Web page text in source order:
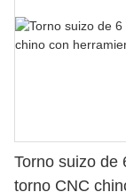
Torno suizo de
torno CNC